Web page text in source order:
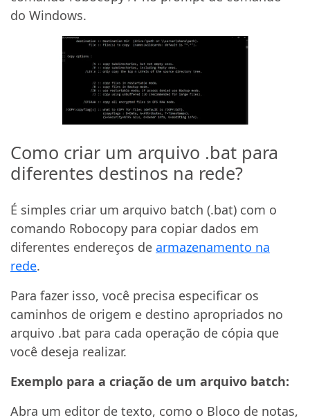
do Windows.
Como criar um arquivo .bat para
diferentes destinos na rede?
É simples criar um arquivo batch (.bat) com o
comando Robocopy para copiar dados em
diferentes endereços de armazenamento na
rede.
Para fazer isso, você precisa especificar os
caminhos de origem e destino apropriados no
arquivo .bat para cada operação de cópia que
você deseja realizar.
Exemplo para a criação de um arquivo batch:
Abra um editor de texto, como o Bloco de notas,